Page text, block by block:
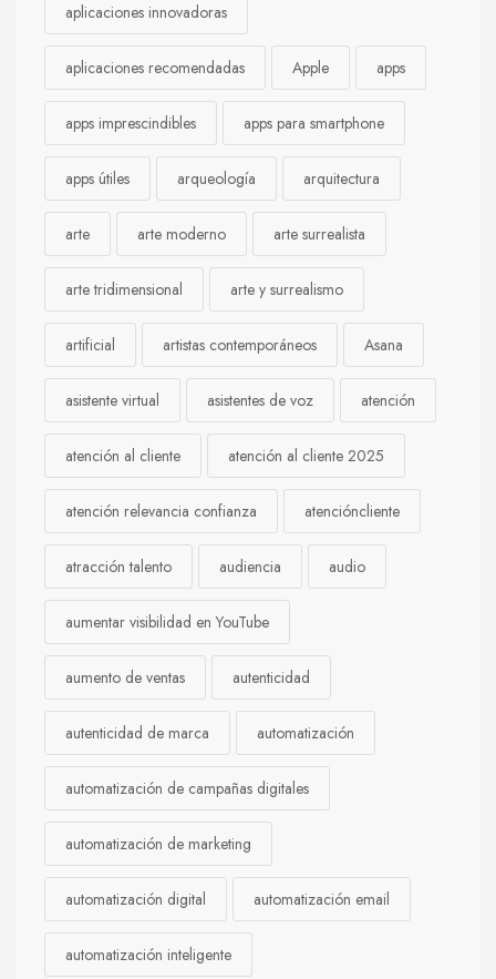
aplicaciones innovadoras
aplicaciones recomendadas Apple apps
apps imprescindibles apps para smartphone
apps útiles arqueología arquitectura
arte arte moderno arte surrealista
arte tridimensional arte y surrealismo
artificial artistas contemporáneos Asana
asistente virtual asistentes de voz atención
atención al cliente atención al cliente 2025
atención relevancia confianza atencióncliente
atracción talento audiencia audio
aumentar visibilidad en YouTube
aumento de ventas autenticidad
autenticidad de marca automatización
automatización de campañas digitales
automatización de marketing
automatización digital automatización email
automatización inteligente